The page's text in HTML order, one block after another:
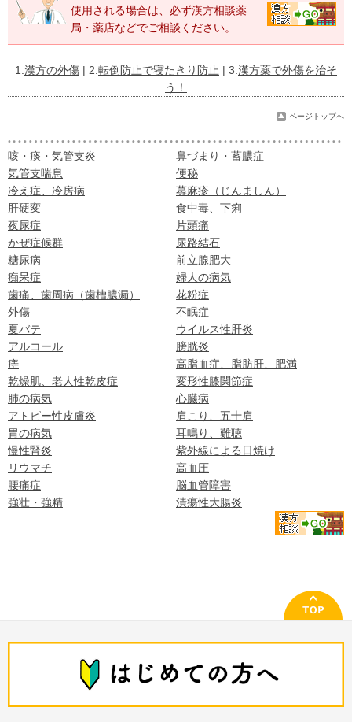
使用される場合は、必ず漢方相談薬
局・薬店などでご相談ください。
1. 漢方の外傷 | 2. 転倒防止で寝たきり防止 | 3. 漢方薬で外傷を治そ
う！
ページトップへ
咳・痰・気管支炎
気管支喘息
冷え症、冷房病
肝硬変
夜尿症
かぜ症候群
糖尿病
痴呆症
歯痛、歯周病（歯槽膿漏）
外傷
夏バテ
アルコール
痔
乾燥肌、老人性乾皮症
肺の病気
アトピー性皮膚炎
胃の病気
慢性腎炎
リウマチ
腰痛症
強壮・強精
鼻づまり・蓄膿症
便秘
蕁麻疹（じんましん）
食中毒、下痢
片頭痛
尿路結石
前立腺肥大
婦人の病気
花粉症
不眠症
ウイルス性肝炎
膀胱炎
高脂血症、脂肪肝、肥満
変形性膝関節症
心臓病
肩こり、五十肩
耳鳴り、難聴
紫外線による日焼け
高血圧
脳血管障害
潰瘍性大腸炎